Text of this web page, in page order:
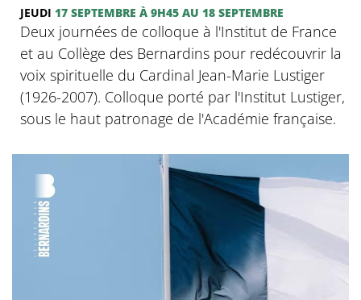
JEUDI 17 SEPTEMBRE À 9H45 AU 18 SEPTEMBRE
Deux journées de colloque à l'Institut de France
et au Collège des Bernardins pour redécouvrir la
voix spirituelle du Cardinal Jean-Marie Lustiger
(1926-2007). Colloque porté par l'Institut Lustiger,
sous le haut patronage de l'Académie française.